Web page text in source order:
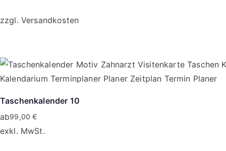
können
Produktseite
gewählt
zzgl. Versandkosten
Produkt
Varianten
auf.
Die
Taschenkalender 10
ab99,00€
exkl. MwSt.